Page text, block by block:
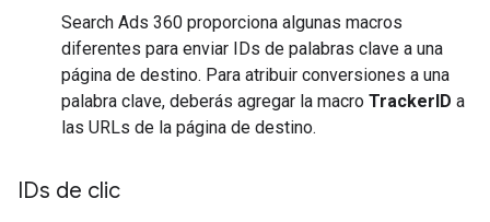
Search Ads 360 proporciona algunas macros
diferentes para enviar IDs de palabras clave a una
página de destino. Para atribuir conversiones a una
palabra clave, deberás agregar la macro TrackerID a
las URLs de la página de destino.
IDs de clic